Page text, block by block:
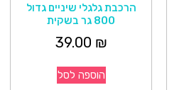
הרכבת גלגלי שיניים גדול
800 גר בשקית
39.00 ₪
הוספה לסל